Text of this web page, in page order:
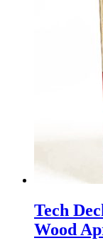
Tech
Wood